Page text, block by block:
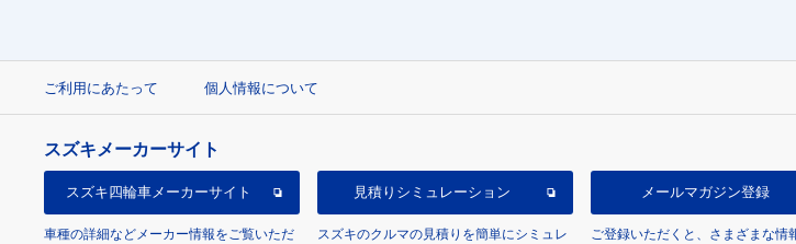
ご利用にあたって 個人情報について
スズキメーカーサイト
スズキ四輪車メーカーサイト
車種の詳細などメーカー情報をご覧いただ
見積り シミュレーション
スズキのクルマの見積りを簡単にシミュレ
メールマガジン登録
ご登録いただくと、さまざまな情